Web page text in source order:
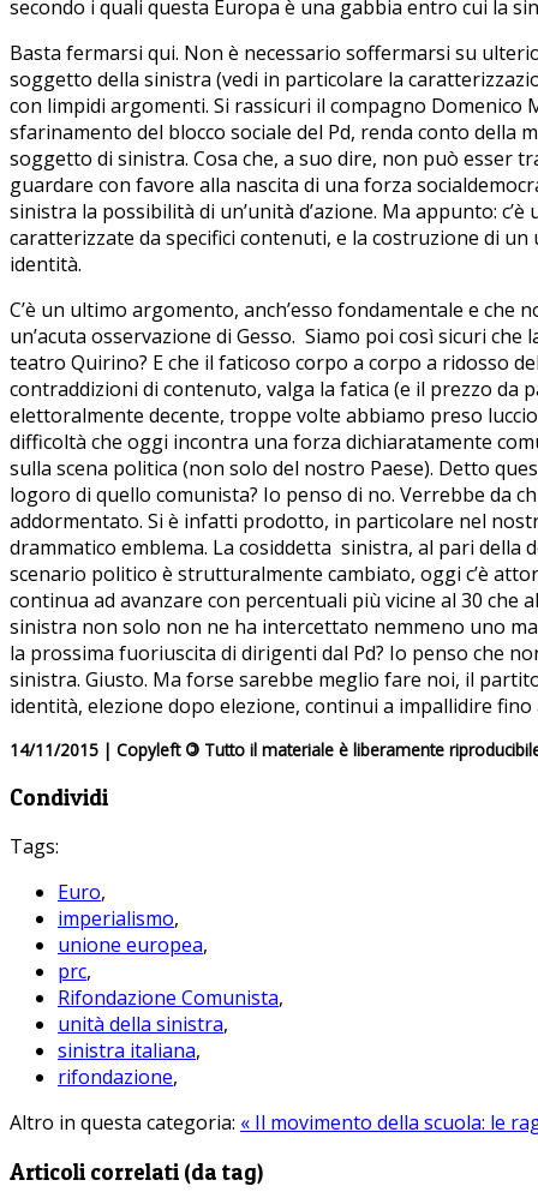
secondo i quali questa Europa è una gabbia entro cui la
Basta fermarsi qui. Non è necessario soffermarsi su
soggetto della sinistra (vedi in particolare la
con limpidi argomenti. Si rassicuri il compagno
sfarinamento del blocco sociale del Pd, renda conto
soggetto di sinistra. Cosa che, a suo dire, non può esser
guardare con favore alla nascita di una forza
sinistra la possibilità di un’unità d’azione. Ma appunto:
caratterizzate da specifici contenuti, e la costruzione di
identità.
C’è un ultimo argomento, anch’esso fondamentale e
un’acuta osservazione di Gesso. Siamo poi così sicuri
teatro Quirino? E che il faticoso corpo a corpo a ridosso
contraddizioni di contenuto, valga la fatica (e il prezzo da
elettoralmente decente, troppe volte abbiamo preso
difficoltà che oggi incontra una forza dichiaratamente
sulla scena politica (non solo del nostro Paese). Detto
logoro di quello comunista? Io penso di no. Verrebbe da
addormentato. Si è infatti prodotto, in particolare nel
drammatico emblema. La cosiddetta sinistra, al pari della
scenario politico è strutturalmente cambiato, oggi c’è
continua ad avanzare con percentuali più vicine al 30 che
sinistra non solo non ne ha intercettato nemmeno uno
la prossima fuoriuscita di dirigenti dal Pd? Io penso che
sinistra. Giusto. Ma forse sarebbe meglio fare noi, il
identità, elezione dopo elezione, continui a impallidire
14/11/2015 | Copyleft © Tutto il materiale è liberamente
Condividi
Tags:
Euro,
imperialismo,
unione europea,
prc,
Rifondazione Comunista,
unità della sinistra,
sinistra italiana,
rifondazione,
Altro in questa categoria: « Il movimento della scuola: le
Articoli correlati (da tag)